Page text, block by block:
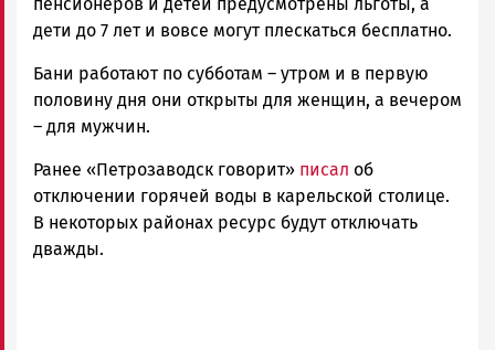
дети до 7 лет и вовсе могут плескаться бесплатно.
Бани работают по субботам – утром и в первую
половину дня они открыты для женщин, а вечером
– для мужчин.
Ранее «Петрозаводск говорит» писал об
отключении горячей воды в карельской столице.
В некоторых районах ресурс будут отключать
дважды.